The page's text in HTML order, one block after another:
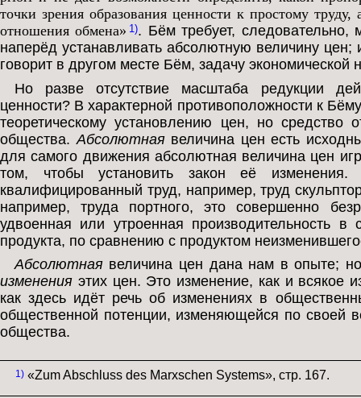
точки зрения образования ценности к простому труду,
отношения обмена» 1). Бём требует, следовательно,
наперёд устанавливать абсолютную величину
говорит в другом месте Бём, задачу экономической
Но разве отсутствие масштаба редукции
ценности? В характерной противоположности к
теоретическому установлению цен, но средство
общества. Абсолютнаявеличина цен есть
для самого движения абсолютная величина цен
том, чтобы установить закон её изменения.
квалифицированный труд, например, труд
например, труда портного, это совершенно
удвоенная или утроенная производительность
продукта, по сравнению с продуктом
Абсолютнаявеличина цен дана нам в опыте; но
изменения этих цен. Это изменение, как и всякое
как здесь идёт речь об изменениях в
общественной потенции, изменяющейся по своей
общества.
1)«Zum Abschluss des Marxschen Systems», стр. 167.